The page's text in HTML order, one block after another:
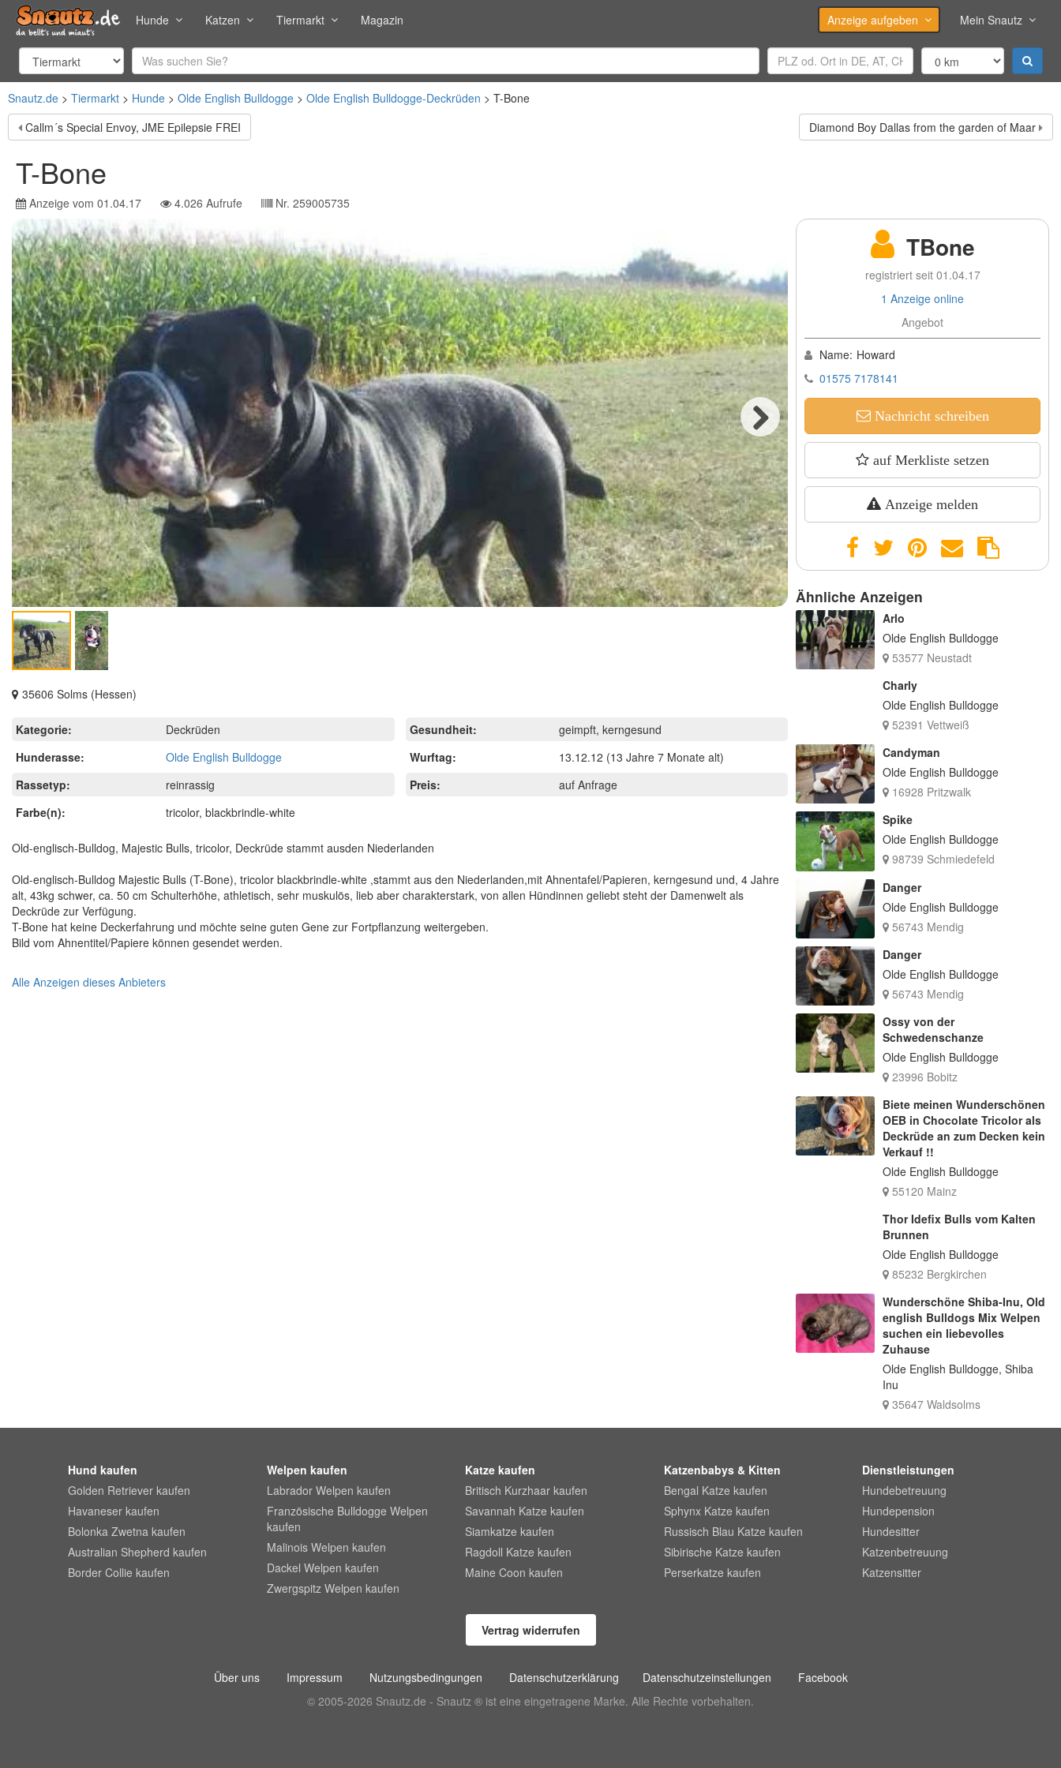
Hunde Katzen Tiermarkt Magazin Anzeige aufgeben Mein Snautz
Snautz.de Tiermarkt Hunde Olde English Bulldogge Olde English Bulldogge-Deckrüden
T-Bone
Callm´s Special Envoy, JME Epilepsie FREI
Diamond Boy Dallas from the garden of Maar
T-Bone
Anzeige vom 01.04.17 4.026 Aufrufe Nr. 259005735
Next
35606 Solms (Hessen)
Kategorie:
Deckrüden
Hunderasse:
Olde English Bulldogge
Rassetyp:
reinrassig
Farbe(n):
tricolor, blackbrindle-white
Gesundheit:
geimpft, kerngesund
Wurftag:
13.12.12 (13 Jahre 7 Monate alt)
Preis:
auf Anfrage
Old-englisch-Bulldog, Majestic Bulls, tricolor, Deckrüde stammt ausden Niederlanden
Old-englisch-Bulldog Majestic Bulls (T-Bone), tricolor blackbrindle-white ,stammt aus den Niederlanden,mit Ahnentafel/Papieren, kerngesund und, 4 Jahre
alt, 43kg schwer, ca. 50 cm Schulterhöhe, athletisch, sehr muskulös, lieb aber charakterstark, von allen Hündinnen geliebt steht der Damenwelt als
Deckrüde zur Verfügung.
T-Bone hat keine Deckerfahrung und möchte seine guten Gene zur Fortpflanzung weitergeben.
Bild vom Ahnentitel/Papiere können gesendet werden.
Alle Anzeigen dieses Anbieters
TBone
registriert seit 01.04.17
1 Anzeige online
Angebot
Name: Howard
01575 7178141
Nachricht schreiben
auf Merkliste setzen
Anzeige melden
Ähnliche Anzeigen
Arlo
Olde English Bulldogge
53577 Neustadt
Charly
Olde English Bulldogge
52391 Vettweiß
Candyman
Olde English Bulldogge
16928 Pritzwalk
Spike
Olde English Bulldogge
98739 Schmiedefeld
Danger
Olde English Bulldogge
56743 Mendig
Danger
Olde English Bulldogge
56743 Mendig
Ossy von der
Schwedenschanze
Olde English Bulldogge
23996 Bobitz
Biete meinen Wunderschönen
OEB in Chocolate Tricolor als
Deckrüde an zum Decken kein
Verkauf !!
Olde English Bulldogge
55120 Mainz
Thor Idefix Bulls vom Kalten
Brunnen
Olde English Bulldogge
85232 Bergkirchen
Wunderschöne Shiba-Inu, Old
english Bulldogs Mix Welpen
suchen ein liebevolles
Zuhause
Olde English Bulldogge, Shiba
Inu
35647 Waldsolms
Hund kaufen
Golden Retriever kaufen
Havaneser kaufen
Bolonka Zwetna kaufen
Australian Shepherd kaufen
Border Collie kaufen
Welpen kaufen
Labrador Welpen kaufen
Französische Bulldogge Welpen
kaufen
Malinois Welpen kaufen
Dackel Welpen kaufen
Zwergspitz Welpen kaufen
Katze kaufen
Britisch Kurzhaar kaufen
Savannah Katze kaufen
Siamkatze kaufen
Ragdoll Katze kaufen
Maine Coon kaufen
Katzenbabys & Kitten
Bengal Katze kaufen
Sphynx Katze kaufen
Russisch Blau Katze kaufen
Sibirische Katze kaufen
Perserkatze kaufen
Dienstleistungen
Hundebetreuung
Hundepension
Hundesitter
Katzenbetreuung
Katzensitter
Vertrag widerrufen
Über uns Impressum Nutzungsbedingungen Datenschutzerklärung Datenschutzeinstellungen
Facebook
© 2005-2026 Snautz.de - Snautz ® ist eine eingetragene Marke. Alle Rechte vorbehalten.